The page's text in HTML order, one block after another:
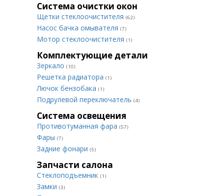
Система очистки окон
Щетки стеклоочистителя (62)
Насос бачка омывателя (7)
Мотор стеклоочистителя (1)
Комплектующие детали
Зеркало (10)
Решетка радиатора (1)
Лючок бензобака (1)
Подрулевой переключатель (4)
Система освещения
Противотуманная фара (57)
Фары (7)
Задние фонари (5)
Запчасти салона
Стеклоподъемник (1)
Замки (3)